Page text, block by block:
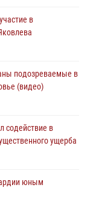
в
подозреваемые в
(видео)
содействие в
ущерба
юным